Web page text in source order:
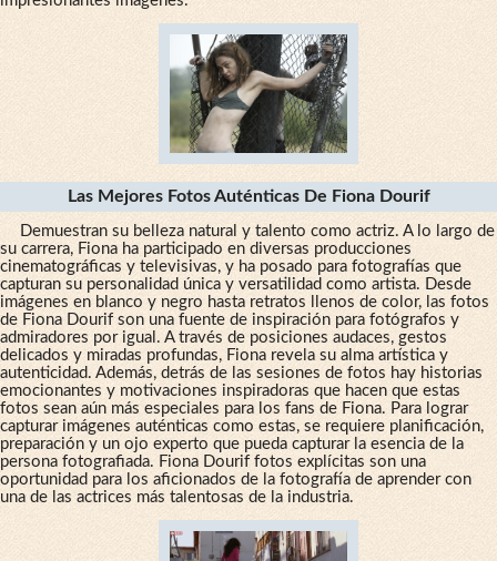
Las Mejores Fotos Auténticas De Fiona Dourif
Demuestran su belleza natural y talento como actriz. A lo largo de
su carrera, Fiona ha participado en diversas producciones
cinematográficas y televisivas, y ha posado para fotografías que
capturan su personalidad única y versatilidad como artista. Desde
imágenes en blanco y negro hasta retratos llenos de color, las fotos
de Fiona Dourif son una fuente de inspiración para fotógrafos y
admiradores por igual. A través de posiciones audaces, gestos
delicados y miradas profundas, Fiona revela su alma artística y
autenticidad. Además, detrás de las sesiones de fotos hay historias
emocionantes y motivaciones inspiradoras que hacen que estas
fotos sean aún más especiales para los fans de Fiona. Para lograr
capturar imágenes auténticas como estas, se requiere planificación,
preparación y un ojo experto que pueda capturar la esencia de la
persona fotografiada. Fiona Dourif fotos explícitas son una
oportunidad para los aficionados de la fotografía de aprender con
una de las actrices más talentosas de la industria.